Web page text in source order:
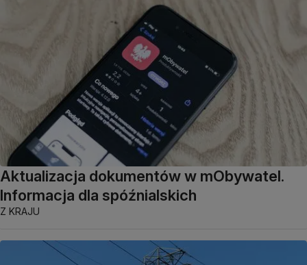
Aktualizacja dokumentów w mObywatel.
Informacja dla spóźnialskich
Z KRAJU